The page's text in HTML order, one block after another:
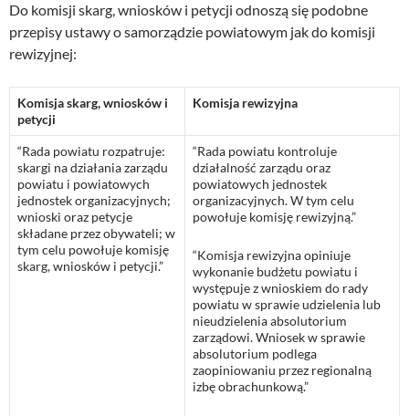
Do komisji skarg, wniosków i petycji odnoszą się podobne
przepisy ustawy o samorządzie powiatowym jak do komisji
rewizyjnej:
Komisja skarg, wniosków i
petycji
Komisja rewizyjna
“Rada powiatu rozpatruje:
skargi na działania zarządu
powiatu i powiatowych
jednostek organizacyjnych;
wnioski oraz petycje
składane przez obywateli; w
tym celu powołuje komisję
skarg, wniosków i petycji.”
“Rada powiatu kontroluje
działalność zarządu oraz
powiatowych jednostek
organizacyjnych. W tym celu
powołuje komisję rewizyjną.”
“Komisja rewizyjna opiniuje
wykonanie budżetu powiatu i
występuje z wnioskiem do rady
powiatu w sprawie udzielenia lub
nieudzielenia absolutorium
zarządowi. Wniosek w sprawie
absolutorium podlega
zaopiniowaniu przez regionalną
izbę obrachunkową.”